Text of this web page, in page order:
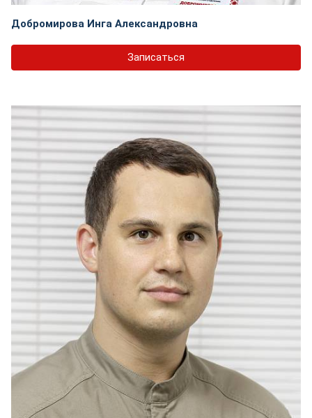
Добромирова Инга Александровна
Записаться